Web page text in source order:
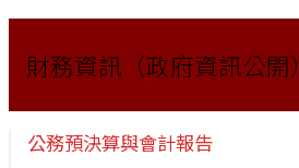
財務資訊（政府資訊公開）
公務預決算與會計報告